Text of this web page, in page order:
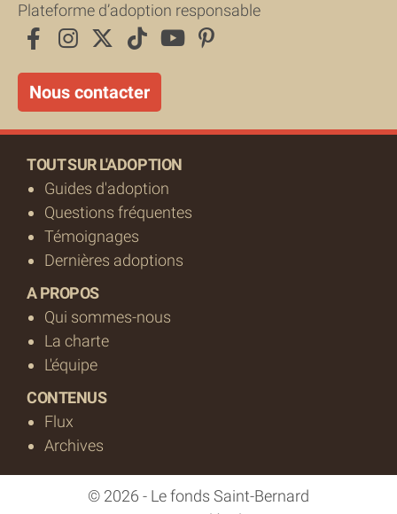
Plateforme d’adoption responsable
Nous contacter
TOUT SUR L'ADOPTION
Guides d'adoption
Questions fréquentes
Témoignages
Dernières adoptions
A PROPOS
Qui sommes-nous
La charte
L'équipe
CONTENUS
Flux
Archives
© 2026 - Le fonds Saint-Bernard